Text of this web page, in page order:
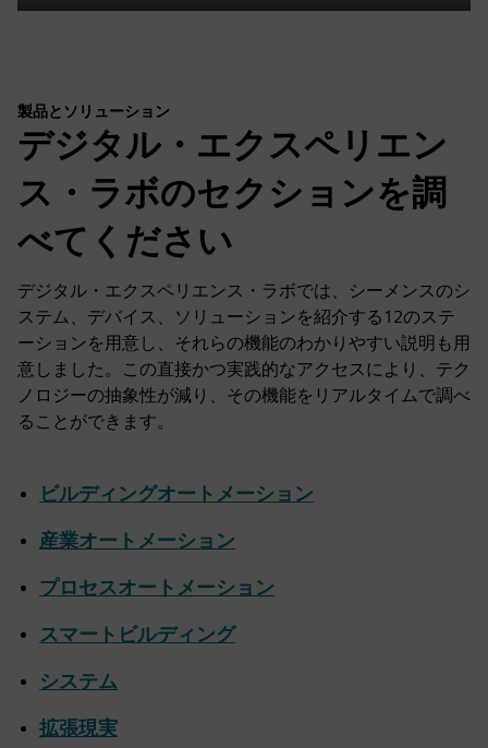
Play Mute Settings
PIP
Enter
製品とソリューション
デジタル・エクスペリエン
ス・ラボのセクションを調
べてください
デジタル・エクスペリエンス・ラボでは、シーメンスのシ
ステム、デバイス、ソリューションを紹介する12のステ
ーションを用意し、それらの機能のわかりやすい説明も用
意しました。この直接かつ実践的なアクセスにより、テク
ノロジーの抽象性が減り、その機能をリアルタイムで調べ
ることができます。
ビルディングオートメーション
産業オートメーション
プロセスオートメーション
スマートビルディング
システム
拡張現実